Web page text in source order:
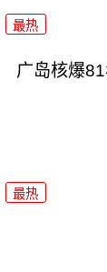
最热
广岛核爆
最热